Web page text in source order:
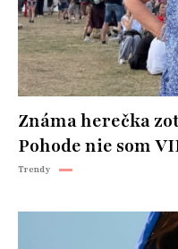
Známa herečka
Pohode nie som
Trendy